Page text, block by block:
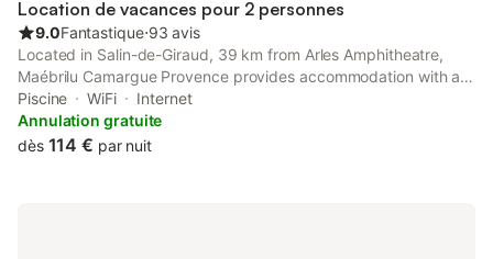
Location de vacances pour 2 personnes
9.0Fantastique⋅93 avis
Located in Salin-de-Giraud, 39 km from Arles Amphitheatre,
Maébrilu Camargue Provence provides accommodation with a
seasonal outdoor swimming pool, free private parking, a garden
and a terrace. The property features pool and garden views.
Piscine WiFi
Internet
Annulation gratuite
dès 114 € par nuit